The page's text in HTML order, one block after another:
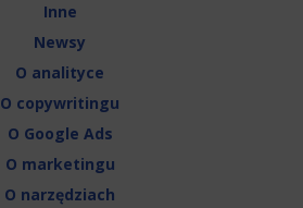
Inne
Newsy
O analityce
O copywritingu
O Google Ads
O marketingu
O narzędziach